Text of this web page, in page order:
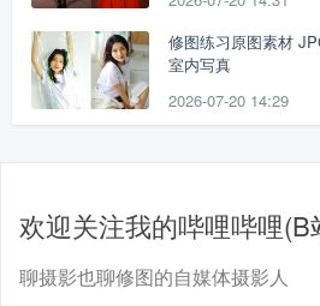
修图练习原图素材
室内写真
2026-07-20 14:29
欢迎关注我的哔哩哔哩(B
聊摄影也聊修图的自媒体摄影人